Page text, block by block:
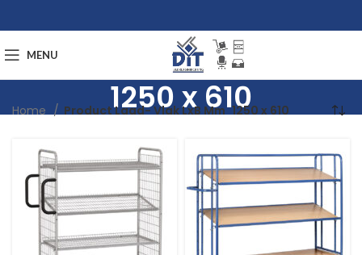
MENU
1250 x 610
Home Product Laad- Vlak LxB Mm 1250 x 610